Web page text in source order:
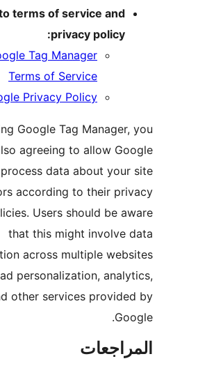
Links to terms of service and
Google Tag Manager
Terms of Service
Google Privacy Policy
By using Google Tag
are also agreeing to allow
to process data about
visitors according to their
policies. Users should be
that this might involve
collection across multiple
for ad personalization,
and other services